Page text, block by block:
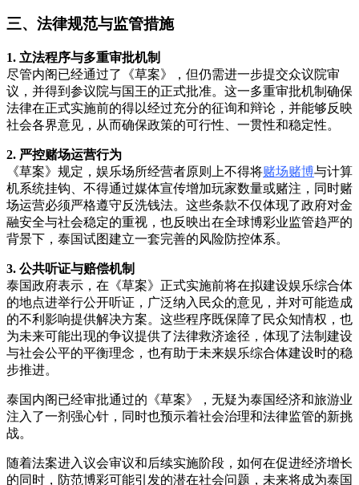
三、法律规范与监管措施
1. 立法程序与多重审批机制
尽管内阁已经通过了《草案》，但仍需进一步提交众议院审
议，并得到参议院与国王的正式批准。这一多重审批机制确保
法律在正式实施前的得以经过充分的征询和辩论，并能够反映
社会各界意见，从而确保政策的可行性、一贯性和稳定性。
2. 严控赌场运营行为
《草案》规定，娱乐场所经营者原则上不得将赌场赌博与计算
机系统挂钩、不得通过媒体宣传增加玩家数量或赌注，同时赌
场运营必须严格遵守反洗钱法。这些条款不仅体现了政府对金
融安全与社会稳定的重视，也反映出在全球博彩业监管趋严的
背景下，泰国试图建立一套完善的风险防控体系。
3. 公共听证与赔偿机制
泰国政府表示，在《草案》正式实施前将在拟建设娱乐综合体
的地点进举行公开听证，广泛纳入民众的意见，并对可能造成
的不利影响提供解决方案。这些程序既保障了民众知情权，也
为未来可能出现的争议提供了法律救济途径，体现了法制建设
与社会公平的平衡理念，也有助于未来娱乐综合体建设时的稳
步推进。
泰国内阁已经审批通过的《草案》，无疑为泰国经济和旅游业
注入了一剂强心针，同时也预示着社会治理和法律监管的新挑
战。
随着法案进入议会审议和后续实施阶段，如何在促进经济增长
的同时，防范博彩可能引发的潜在社会问题，未来将成为泰国